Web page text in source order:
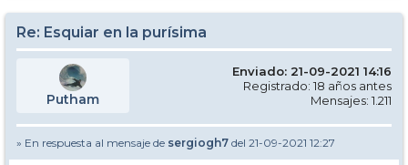
Re: Esquiar en la purísima
Putham
Enviado: 21-09-2021 14:16
Registrado: 18 años antes
Mensajes: 1.211
» En respuesta al mensaje de sergiogh7 del 21-09-2021 12:27